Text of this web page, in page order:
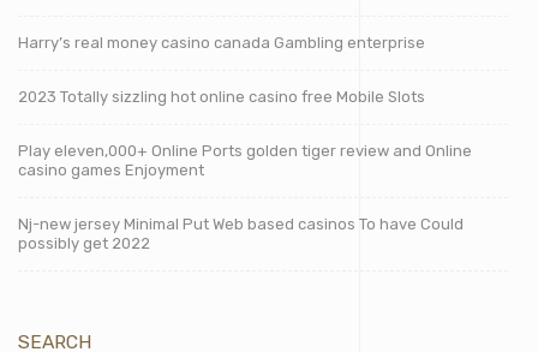
Harry’s real money casino canada Gambling enterprise
2023 Totally sizzling hot online casino free Mobile Slots
Play eleven,000+ Online Ports golden tiger review and Online
casino games Enjoyment
Nj-new jersey Minimal Put Web based casinos To have Could
possibly get 2022
SEARCH